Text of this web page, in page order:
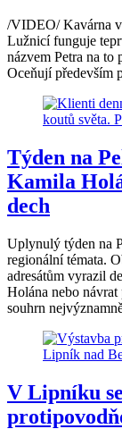
/VIDEO/ Kavárna
Lužnicí funguje
názvem Petra na to
Oceňují především
Týden na
Kamila
dech
Uplynulý týden na
regionální témata.
adresátům vyrazil
Holána nebo
souhrn
V Lipníku